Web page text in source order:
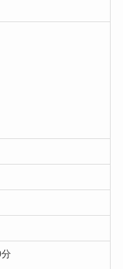
母も綺麗で丈夫な
くれてよかったで
間しないうちに通
た。 以前より固い
でいます。
ろ抜けてしまって
た。 診察に付き添
でした。 オールオ
齢の母でも安心し
。 インプラントに
なって、インプラ
た。 食事の量も以
健康的になりまし